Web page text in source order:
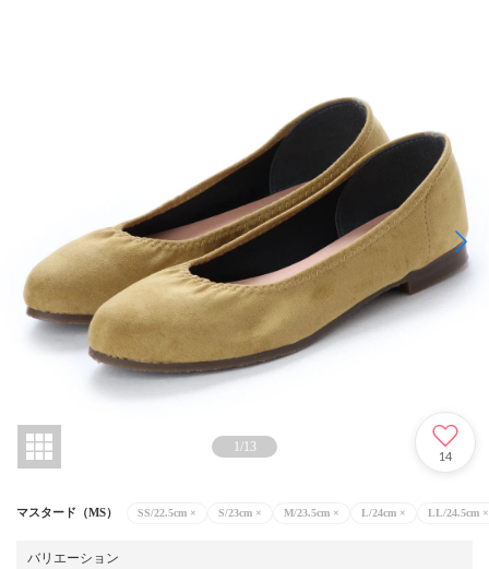
1/13
14
マスタード（MS） SS/22.5cm × S/23cm × M/23.5cm × L/24cm × LL/24.5cm ×
バリエーション